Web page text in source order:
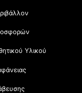
Υλικού